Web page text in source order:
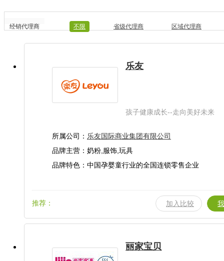
经销代理商 不限 省级代理商 区域代理商
乐友
孩子健康成长--走向美好未来
所属公司： 乐友国际商业集团有限公司
品牌主营：奶粉,服饰,玩具
品牌特色：中国孕婴童行业的全国连锁零售企业
推荐： 加入比较
丽家宝贝